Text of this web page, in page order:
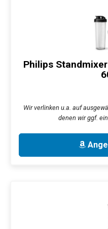
Philips
Wir verlinken u.a. auf
denen wir ggf.